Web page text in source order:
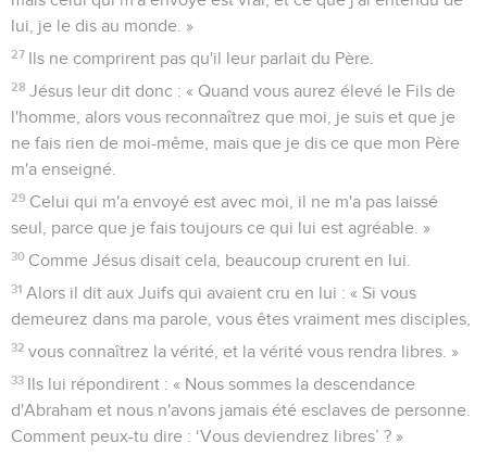
lui, je le dis au monde. »
27 Ils ne comprirent pas qu'il leur parlait du Père.
28 Jésus leur dit donc : « Quand vous aurez élevé le Fils de
l'homme, alors vous reconnaîtrez que moi, je suis et que je
ne fais rien de moi-même, mais que je dis ce que mon Père
m'a enseigné.
29 Celui qui m'a envoyé est avec moi, il ne m'a pas laissé
seul, parce que je fais toujours ce qui lui est agréable. »
30 Comme Jésus disait cela, beaucoup crurent en lui.
31 Alors il dit aux Juifs qui avaient cru en lui : « Si vous
demeurez dans ma parole, vous êtes vraiment mes disciples,
32 vous connaîtrez la vérité, et la vérité vous rendra libres. »
33 Ils lui répondirent : « Nous sommes la descendance
d'Abraham et nous n'avons jamais été esclaves de personne.
Comment peux-tu dire : ‘Vous deviendrez libres’ ? »